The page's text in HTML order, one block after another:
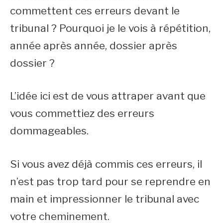
commettent ces erreurs devant le
tribunal ? Pourquoi je le vois à répétition,
année après année, dossier après
dossier ?
L’idée ici est de vous attraper avant que
vous commettiez des erreurs
dommageables.
Si vous avez déjà commis ces erreurs, il
n’est pas trop tard pour se reprendre en
main et impressionner le tribunal avec
votre cheminement.